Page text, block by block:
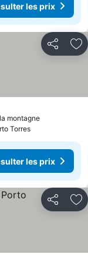
les prix
Partager
montagne
Torres
les prix
Partager